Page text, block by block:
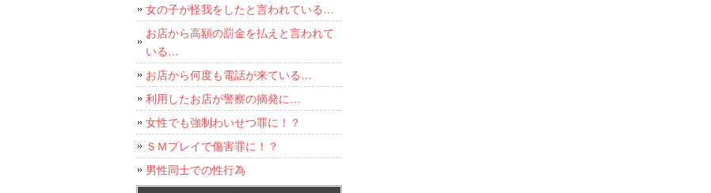
女の子が怪我をしたと言われている…
お店から高額の罰金を払えと言われて
いる…
お店から何度も電話が来ている…
利用したお店が警察の摘発に…
女性でも強制わいせつ罪に！？
ＳＭプレイで傷害罪に！？
男性同士での性行為